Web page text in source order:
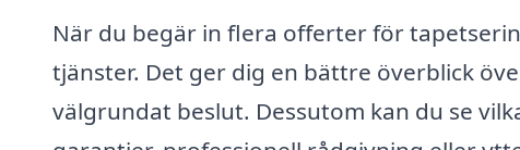
När du begär in flera offerter för
tjänster. Det ger dig en bättre överblick
välgrundat beslut. Dessutom kan du se